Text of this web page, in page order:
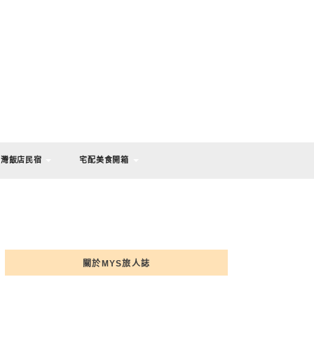
灣飯店民宿 宅配美食開箱
關於MYS旅人誌